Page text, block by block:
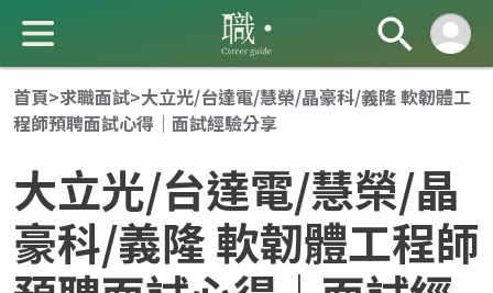
首頁>求職面試>大立光/台達電/慧榮/晶豪科/義隆 軟韌體工
程師預聘面試心得｜面試經驗分享
大立光/台達電/慧榮/晶
豪科/義隆 軟韌體工程師